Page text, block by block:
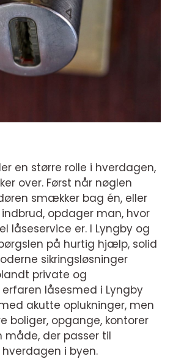
en større rolle i hverdagen,
over. Først når nøglen
smækker bag én, eller
opdager man, hvor
låseservice er. I Lyngby og
på hurtig hjælp, solid
sikringsløsninger
private og
erfaren låsesmed i Lyngby
akutte oplukninger, men
boliger, opgange, kontorer
måde, der passer til
i byen.